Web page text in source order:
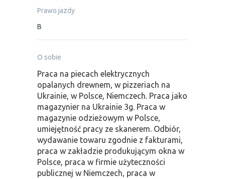
Prawo jazdy
B
O sobie
Praca na piecach elektrycznych
opalanych drewnem, w pizzeriach na
Ukrainie, w Polsce, Niemczech. Praca jako
magazynier na Ukrainie 3g. Praca w
magazynie odzieżowym w Polsce,
umiejętność pracy ze skanerem. Odbiór,
wydawanie towaru zgodnie z fakturami,
praca w zakładzie produkującym okna w
Polsce, praca w firmie użyteczności
publicznej w Niemczech, praca w